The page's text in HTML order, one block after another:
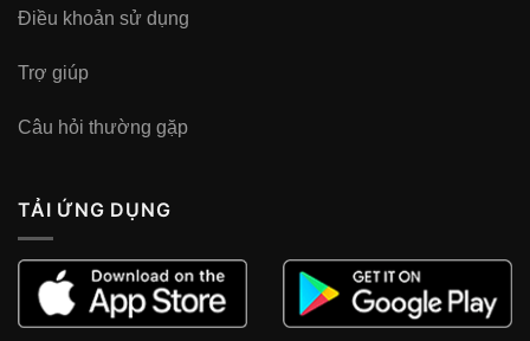
Điều khoản sử dụng
Trợ giúp
Câu hỏi thường gặp
TẢI ỨNG DỤNG